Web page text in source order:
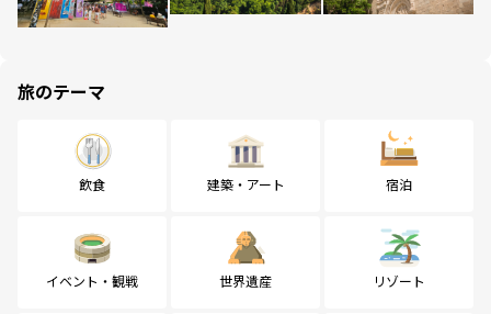
旅のテーマ
飲食 建築・アート 宿泊
イベント・観戦 世界遺産 リゾート